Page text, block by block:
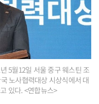
5월12일 서울 중구 웨스틴 조
노사협력대상 시상식에서 대
있다. <연합뉴스>